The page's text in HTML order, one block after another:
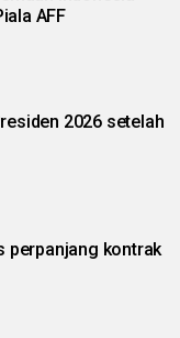
AFF
2026 setelah